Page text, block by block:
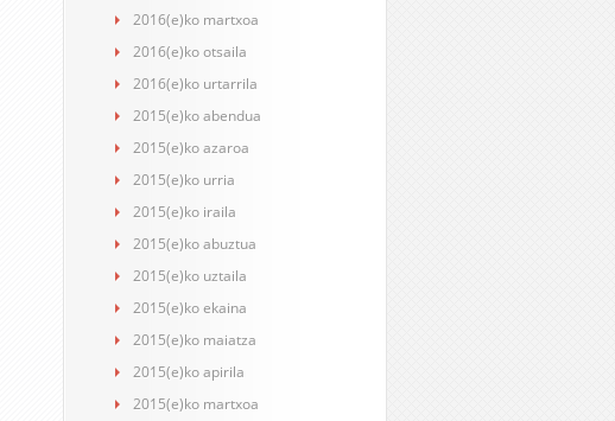
2016(e)ko martxoa
2016(e)ko otsaila
2016(e)ko urtarrila
2015(e)ko abendua
2015(e)ko azaroa
2015(e)ko urria
2015(e)ko iraila
2015(e)ko abuztua
2015(e)ko uztaila
2015(e)ko ekaina
2015(e)ko maiatza
2015(e)ko apirila
2015(e)ko martxoa